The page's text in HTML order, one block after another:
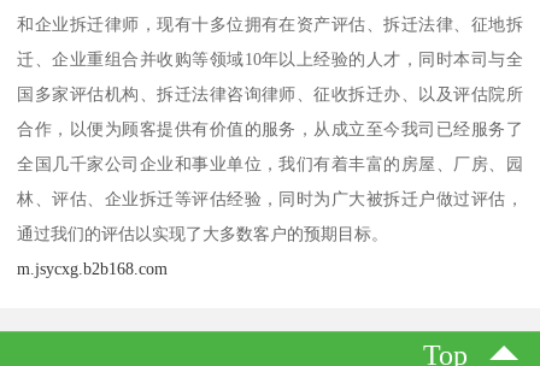
和企业拆迁律师，现有十多位拥有在资产评估、拆迁法律、征地拆
迁、企业重组合并收购等领域10年以上经验的人才，同时本司与全
国多家评估机构、拆迁法律咨询律师、征收拆迁办、以及评估院所
合作，以便为顾客提供有价值的服务，从成立至今我司已经服务了
全国几千家公司企业和事业单位，我们有着丰富的房屋、厂房、园
林、评估、企业拆迁等评估经验，同时为广大被拆迁户做过评估，
通过我们的评估以实现了大多数客户的预期目标。
m.jsycxg.b2b168.com
Top